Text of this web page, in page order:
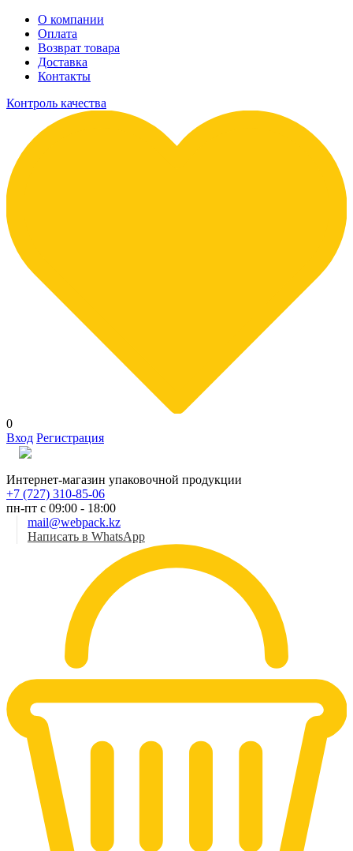
О компании
Оплата
Возврат товара
Доставка
Контакты
Контроль качества
0
Вход Регистрация
Интернет-магазин упаковочной продукции
+7 (727) 310-85-06
пн-пт с 09:00 - 18:00
mail@webpack.kz
Написать в WhatsApp